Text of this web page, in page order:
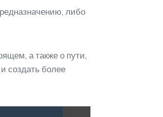
либо
а также о пути,
создать более